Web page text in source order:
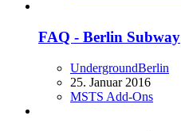
FAQ - Berlin Subway
UndergroundBerlin
25. Januar 2016
MSTS Add-Ons